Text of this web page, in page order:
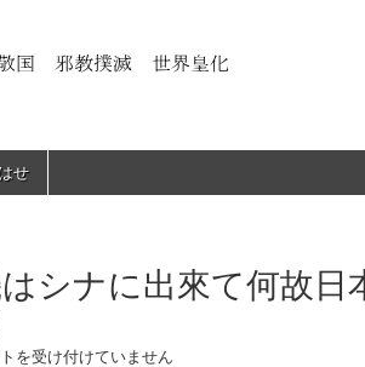
せ
シナに出來て何故
を受け付けていません